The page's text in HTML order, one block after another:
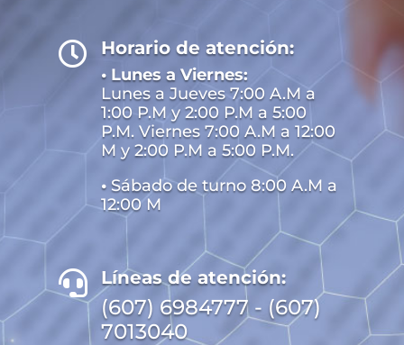
 Horario de atención:
• Lunes a Viernes:
Lunes a Jueves 7:00 A.M a
1:00 P.M y 2:00 P.M a 5:00
P.M. Viernes 7:00 A.M a 12:00
M y 2:00 P.M a 5:00 P.M.
• Sábado de turno 8:00 A.M a
12:00 M
 Líneas de atención:
(607) 6984777 - (607)
7013040